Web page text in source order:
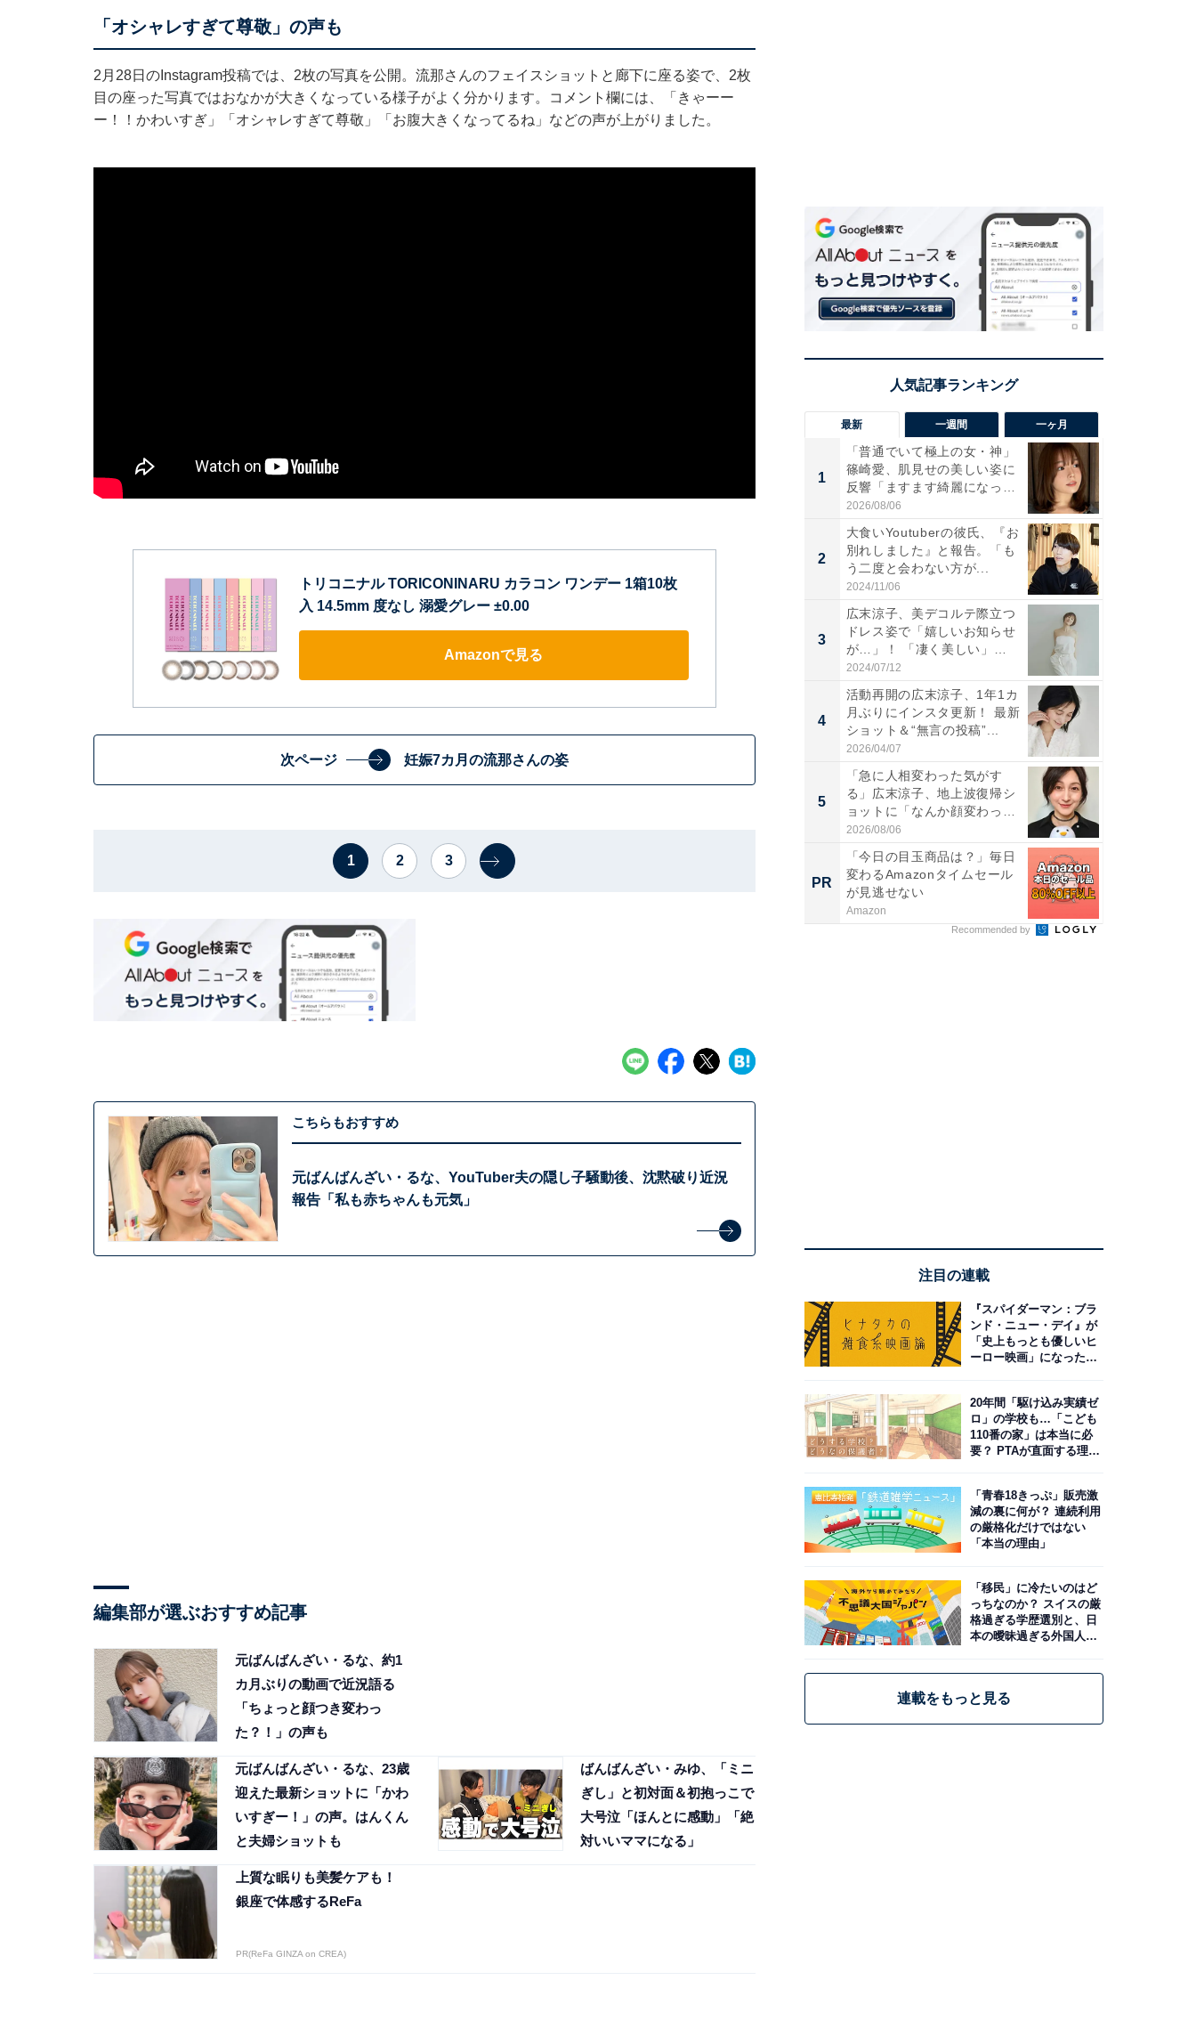
「オシャレすぎて尊敬」の声も
2月28日のInstagram投稿では、2枚の写真を公開。流那さんのフェイスショットと廊下に座る姿で、2枚
目の座った写真ではおなかが大きくなっている様子がよく分かります。コメント欄には、「きゃーー
ー！！かわいすぎ」「オシャレすぎて尊敬」「お腹大きくなってるね」などの声が上がりました。
トリコニナル TORICONINARU カラコン ワンデー 1箱10枚
入 14.5mm 度なし 溺愛グレー ±0.00
Amazonで見る
次ページ 妊娠7カ月の流那さんの姿
1 2 3
こちらもおすすめ
元ばんばんざい・るな、YouTuber夫の隠し子騒動後、沈黙破り近況
報告「私も赤ちゃんも元気」
編集部が選ぶおすすめ記事
元ばんばんざい・るな、約1
カ月ぶりの動画で近況語る
「ちょっと顔つき変わっ
た？！」の声も
元ばんばんざい・るな、23歳
迎えた最新ショットに「かわ
いすぎー！」の声。はんくん
と夫婦ショットも
ばんばんざい・みゆ、「ミニ
ぎし」と初対面＆初抱っこで
大号泣「ほんとに感動」「絶
対いいママになる」
上質な眠りも美髪ケアも！
銀座で体感するReFa
PR(ReFa GINZA on CREA)
最新 一週間 一ヶ月
1
「普通でいて極上の女・神」
篠崎愛、肌見せの美しい姿に
反響「ますます綺麗になって
い...
2026/08/06
2
大食いYoutuberの彼氏、『お
別れしました』と報告。「も
う二度と会わない方が...
2024/11/06
3
広末涼子、美デコルテ際立つ
ドレス姿で「嬉しいお知らせ
が…」！ 「凄く美しい」
「透...
2024/07/12
4
活動再開の広末涼子、1年1カ
月ぶりにインスタ更新！ 最新
ショット＆“無言の投稿”...
2026/04/07
5
「急に人相変わった気がす
る」広末涼子、地上波復帰シ
ョットに「なんか顔変わっ
た」の...
2026/08/06
PR
「今日の目玉商品は？」毎日
変わるAmazonタイムセール
が見逃せない
Amazon
Recommended by
注目の連載
『スパイダーマン：ブラ
ンド・ニュー・デイ』が
「史上もっとも優しいヒ
ーロー映画」になった理
20年間「駆け込み実績ゼ
ロ」の学校も…「こども
110番の家」は本当に必
要？ PTAが直面する理想
「青春18きっぷ」販売激
減の裏に何が？ 連続利用
の厳格化だけではない
「本当の理由」
「移民」に冷たいのはど
っちなのか？ スイスの厳
格過ぎる学歴選別と、日
本の曖昧過ぎる外国人政
連載をもっと見る